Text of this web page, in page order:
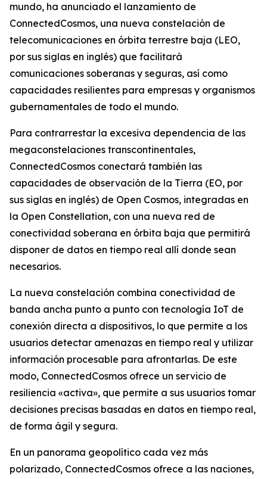
mundo, ha anunciado el lanzamiento de
ConnectedCosmos, una nueva constelación de
telecomunicaciones en órbita terrestre baja (LEO,
por sus siglas en inglés) que facilitará
comunicaciones soberanas y seguras, así como
capacidades resilientes para empresas y organismos
gubernamentales de todo el mundo.
Para contrarrestar la excesiva dependencia de las
megaconstelaciones transcontinentales,
ConnectedCosmos conectará también las
capacidades de observación de la Tierra (EO, por
sus siglas en inglés) de Open Cosmos, integradas en
la Open Constellation, con una nueva red de
conectividad soberana en órbita baja que permitirá
disponer de datos en tiempo real allí donde sean
necesarios.
La nueva constelación combina conectividad de
banda ancha punto a punto con tecnología IoT de
conexión directa a dispositivos, lo que permite a los
usuarios detectar amenazas en tiempo real y utilizar
información procesable para afrontarlas. De este
modo, ConnectedCosmos ofrece un servicio de
resiliencia «activa», que permite a sus usuarios tomar
decisiones precisas basadas en datos en tiempo real,
de forma ágil y segura.
En un panorama geopolítico cada vez más
polarizado, ConnectedCosmos ofrece a las naciones,